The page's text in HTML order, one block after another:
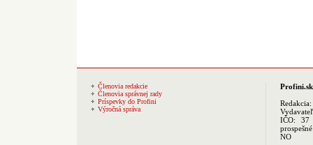
Členovia redakcie
Členovia správnej rady
Príspevky do Profini
Výročná správa
Profini.sk
Redakcia:
IČO: 37
NO